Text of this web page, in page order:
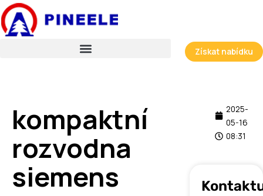
Přeskočit
na
obsah
Získat nabídku
kompaktní
rozvodna
siemens
2025-
05-16
08:31